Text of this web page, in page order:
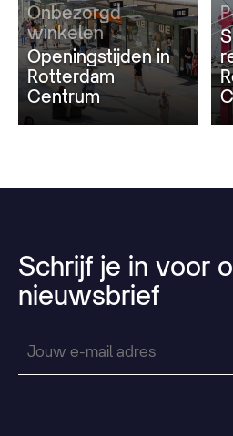
Onbezorgd
winkelen
Openingstijden in
Rotterdam
Centrum
Schrijf je in voor
nieuwsbrief